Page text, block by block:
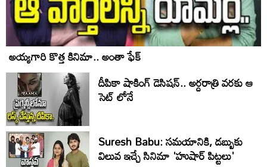
అయ్యగారి కొత్త కినిమా.. అంతా ఫేక్
దీపికా షాకింగ్ డెసిషన్.. అర్దరాత్రి వరకు ఆ
సెట్ లోనే
Suresh Babu: సమయానికి, డబ్బుకు
విలువ ఇచ్చే సినిమా 'హుషార్‌ పిట్టలు'